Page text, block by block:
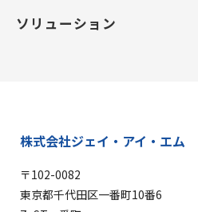
ソリューション
株式会社ジェイ・アイ・エム
〒102-0082
東京都千代田区一番町10番6